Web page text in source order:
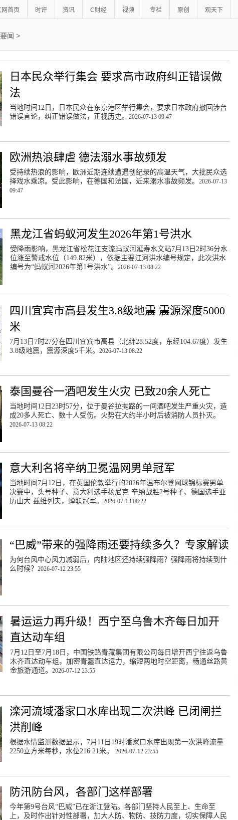
网首页 时评 资讯 C财经 视频 专栏 原创 观天下
要闻 >
日本民众举行集会 要求高市政府纠正错误做
法
当地时间12日，日本民众在东京港区举行集会，要求日本政府撤回涉台
错误言论，纠正错误做法，正视历史。2026-07-13 09:47
欧洲热浪肆虐 德法溺水事故频发
受持续热浪的影响，欧洲近期连续遭遇创纪录的高温天气，大批民众选
择戏水乘凉。受此影响，在德国和法国，近来溺水事故频发。2026-07-13
09:47
黑龙江省蚂蚁河发生2026年第1号洪水
受降雨影响，黑龙江省松花江支流蚂蚁河延寿水文站7月13日2时36分水
位涨至警戒水位（149.82米），依据主要江河洪水编号规定，此次洪水
编号为“蚂蚁河2026年第1号洪水”。 2026-07-13 08:22
四川宜宾市高县发生3.8级地震 震源深度5000
米
7月13日7时27分在四川宜宾市高县（北纬28.52度，东经104.67度）发生
3.8级地震，震源深度5千米。2026-07-13 08:22
泰国曼谷一酒吧发生火灾 已致20余人死亡
当地时间12日23时57分，位于曼谷拉抛路的一间酒吧发生严重火灾，造
成20多人死亡、数十人受伤。火势在大约半小时后被消防人员扑灭。
2026-07-13 08:22
意大利名将辛纳卫冕温网男单冠军
当地时间7月12日，在英国伦敦举行的2026年温布尔登网球锦标赛男单
决赛中，头号种子、意大利选手扬尼克·辛纳战胜2号种子、德国选手亚
历山大·兹维列夫，蝉联冠军。2026-07-13 08:22
“巴威”带来的强降雨还要持续多久？专家解读
为何台风中心风力减弱后，内陆地区还持续强降雨？强降雨将持续到什
么时候？2026-07-12 23:55
暑运运力再升级！西宁至乌鲁木齐每日加开
直达动车组
7月12日至7月18日，中国铁路青藏集团有限公司每日增开西宁往返乌鲁
木齐直达动车组，加密青疆直达运力，缩短两地时空距离，畅通丝路黄
金旅游通道。 2026-07-12 23:55
滦河流域潘家口水库出现二次洪峰 已闭闸拦
洪削峰
根据水情监测数据显示，7月11日19时潘家口水库出现第一次洪峰流量
2250立方米每秒，水位216.21米。2026-07-12 23:55
防汛防台风，各部门这样部署
今年第9号台风“巴威”已在浙江登陆。各部门坚持人民至上、生命至
上，及时作出针对性部署，加大人防、物防、技防力度，切实保障人民